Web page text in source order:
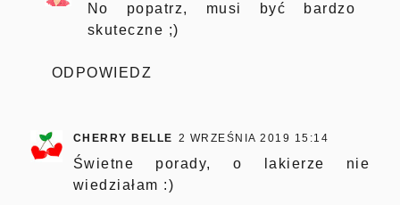
No popatrz, musi być bardzo
skuteczne ;)
ODPOWIEDZ
CHERRY BELLE 2 WRZEŚNIA 2019 15:14
Świetne porady, o lakierze nie
wiedziałam :)